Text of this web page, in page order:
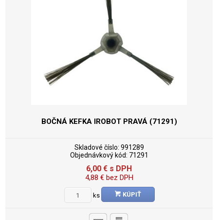
BOČNÁ KEFKA IROBOT PRAVÁ (71291)
Skladové číslo: 991289
Objednávkový kód: 71291
6,00 € s DPH
4,88 €bez DPH
ks KÚPIŤ